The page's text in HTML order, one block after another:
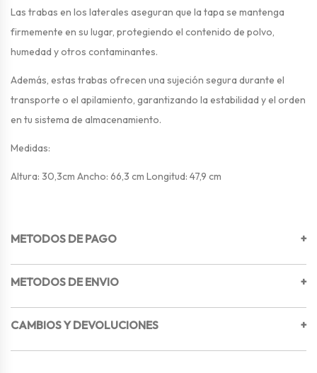
Las trabas en los laterales aseguran que la tapa se mantenga
firmemente en su lugar, protegiendo el contenido de polvo,
humedad y otros contaminantes.
Además, estas trabas ofrecen una sujeción segura durante el
transporte o el apilamiento, garantizando la estabilidad y el orden
en tu sistema de almacenamiento.
Medidas:
Altura: 30,3cm Ancho: 66,3 cm Longitud: 47,9 cm
METODOS DE PAGO +
METODOS DE ENVIO +
CAMBIOS Y DEVOLUCIONES +